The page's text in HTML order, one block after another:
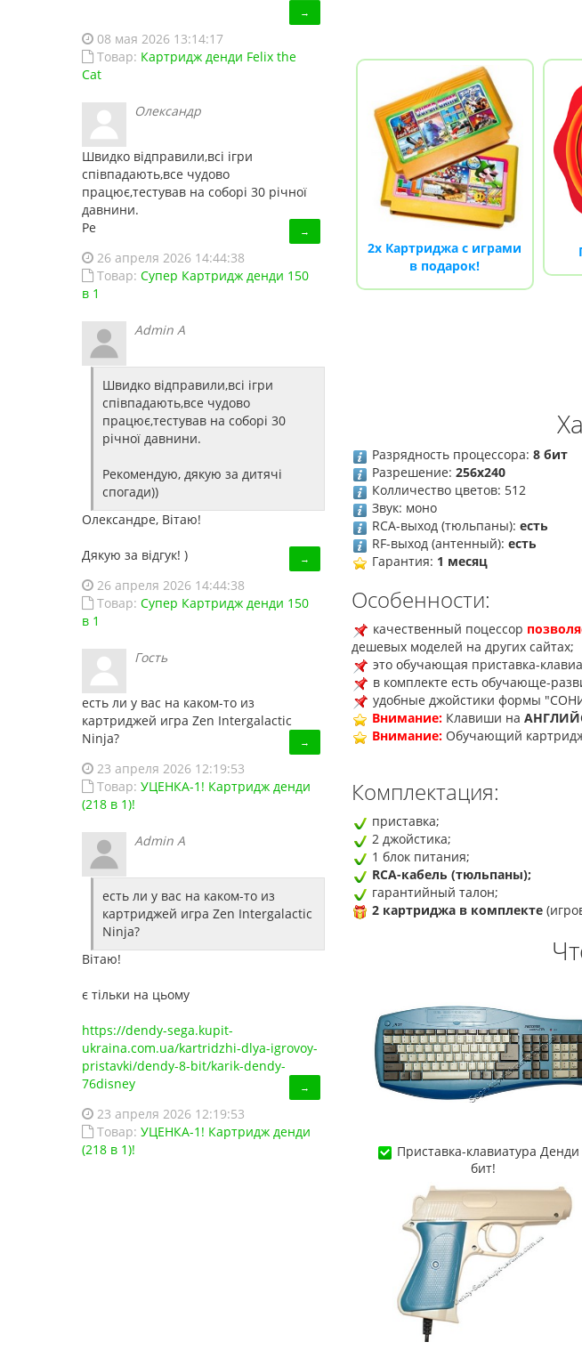
→
08 мая 2026 13:14:17
Товар: Картридж денди Felix the
Cat
Олександр
Швидко відправили,всі ігри
співпадають,все чудово
працює,тестував на соборі 30 річної
давнини.
Ре
→
26 апреля 2026 14:44:38
Товар: Супер Картридж денди 150
в 1
Admin A
Швидко відправили,всі ігри
співпадають,все чудово
працює,тестував на соборі 30
річної давнини.
Рекомендую, дякую за дитячі
спогади))
Олександре, Вітаю!
Дякую за відгук! ) →
26 апреля 2026 14:44:38
Товар: Супер Картридж денди 150
в 1
Гость
есть ли у вас на каком-то из
картриджей игра Zen Intergalactic
Ninja?
→
23 апреля 2026 12:19:53
Товар: УЦЕНКА-1! Картридж денди
(218 в 1)!
Admin A
есть ли у вас на каком-то из
картриджей игра Zen Intergalactic
Ninja?
Вітаю!
є тільки на цьому
https://dendy-sega.kupit-
ukraina.com.ua/kartridzhi-dlya-igrovoy-
pristavki/dendy-8-bit/karik-dendy-
76disney
→
23 апреля 2026 12:19:53
Товар: УЦЕНКА-1! Картридж денди
(218 в 1)!
2х Картриджа с играми
в подарок!
Разрядность процессора: 8 бит
Разрешение: 256x240
Колличество цветов: 512
Звук: моно
RCA-выход (тюльпаны): есть
RF-выход (антенный): есть
Гарантия: 1 месяц
Особенности:
качественный поцессор
дешевых моделей на других сайтах;
это обучающая приставка-
в комплекте есть обучающе-
удобные джойстики формы
Внимание:Клавиши на
Внимание:Обучающий
Комплектация:
приставка;
2 джойстика;
1 блок питания;
RCA-кабель (тюльпаны);
гарантийный талон;
2 картриджа в комплекте
Приставка-клавиатура Денди
бит!